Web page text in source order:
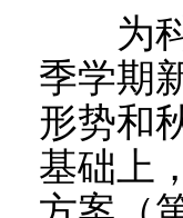
为科
季学期
形势和
基础上